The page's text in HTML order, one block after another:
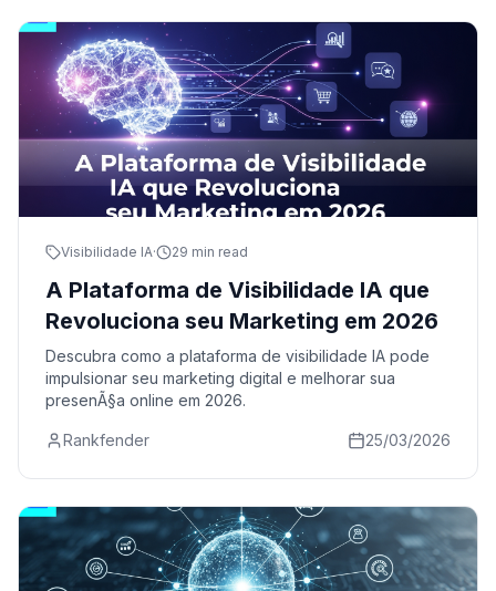
Visibilidade IA· 29 min read
A Plataforma de Visibilidade IA que
Revoluciona seu Marketing em 2026
Descubra como a plataforma de visibilidade IA pode
impulsionar seu marketing digital e melhorar sua
presenÃ§a online em 2026.
Rankfender 25/03/2026